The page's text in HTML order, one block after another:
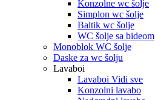
Konzolne wc šolje
Simplon wc šolje
Baltik wc šolje
WC šolje sa bideom
Monoblok WC šolje
Daske za wc šolju
Lavaboi
Lavaboi Vidi sve
Konzolni lavabo